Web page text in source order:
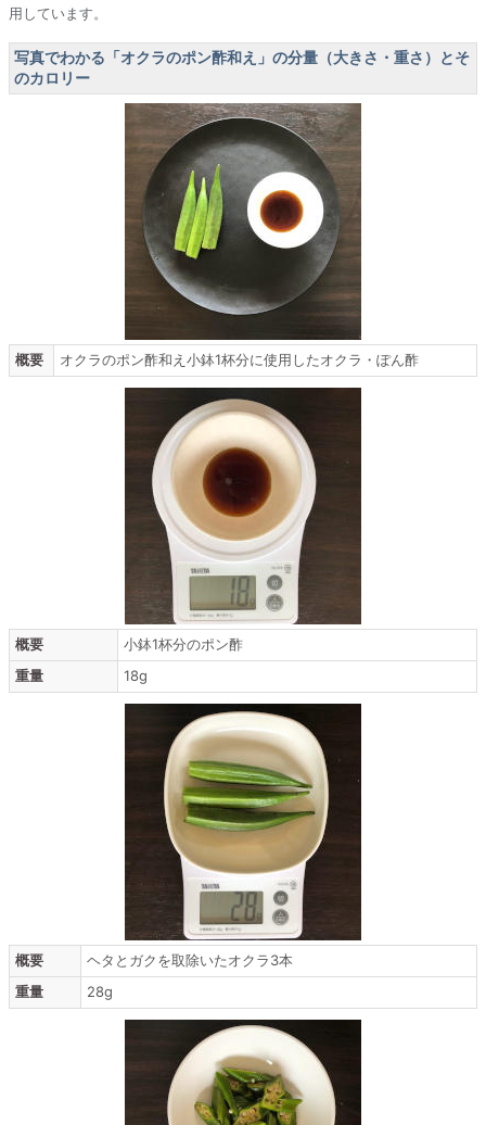
用しています。
写真でわかる「オクラのポン酢和え」の分量（大きさ・重さ）とそ
のカロリー
概要 オクラのポン酢和え小鉢1杯分に使用したオクラ・ぽん酢
概要
小鉢1杯分のポン酢
重量
18g
概要
ヘタとガクを取除いたオクラ3本
重量
28g